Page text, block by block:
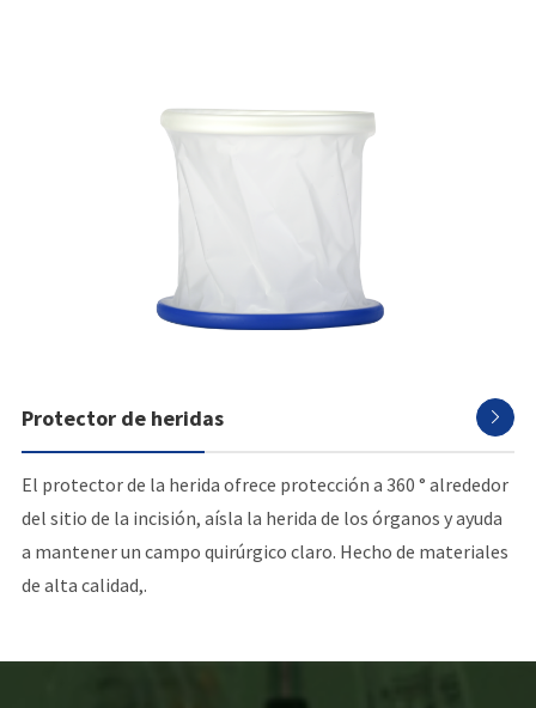
Protector de heridas 
El protector de la herida ofrece protección a 360 ° alrededor
del sitio de la incisión, aísla la herida de los órganos y ayuda
a mantener un campo quirúrgico claro. Hecho de materiales
de alta calidad,.